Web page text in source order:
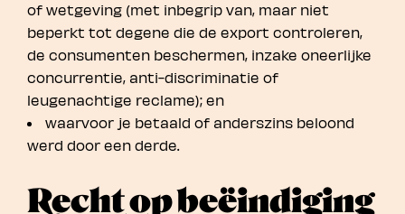
of wetgeving (met inbegrip van, maar niet
beperkt tot degene die de export controleren,
de consumenten beschermen, inzake oneerlijke
concurrentie, anti-discriminatie of
leugenachtige reclame); en
waarvoor je betaald of anderszins beloond
werd door een derde.
Recht op beëindiging